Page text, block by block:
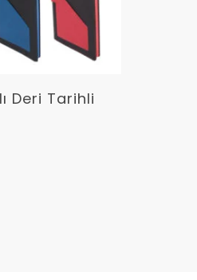
Oku
Deri Tarihli